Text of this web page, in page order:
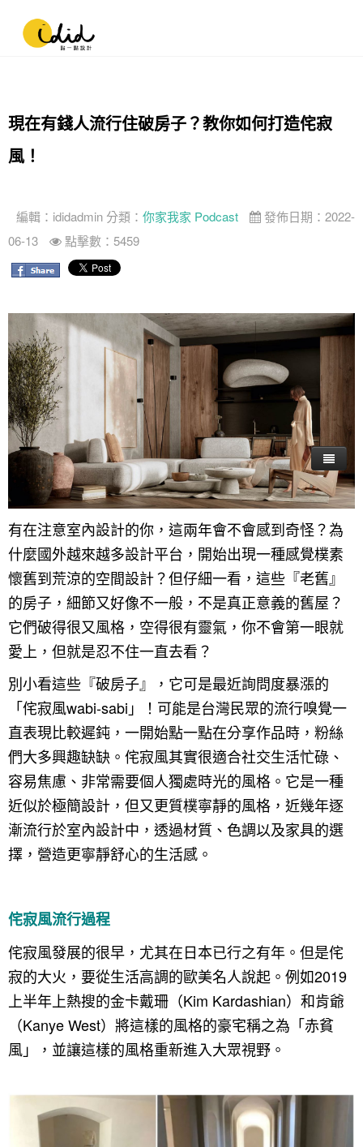
現在有錢人流行住破房子？教你如何打造侘寂
風！
編輯： ididadmin 分類： 你家我家 Podcast
發佈日期：2022-
06-13
點擊數：5459
有在注意室內設計的你，這兩年會不會感到奇怪？為
什麼國外越來越多設計平台，開始出現一種感覺樸素
懷舊到荒涼的空間設計？但仔細一看，這些『老舊』
的房子，細節又好像不一般，不是真正意義的舊屋？
它們破得很又風格，空得很有靈氣，你不會第一眼就
愛上，但就是忍不住一直去看？
別小看這些『破房子』，它可是最近詢問度暴漲的
「侘寂風wabi-sabi」！可能是台灣民眾的流行嗅覺一
直表現比較遲鈍，一開始點一點在分享作品時，粉絲
們大多興趣缺缺。侘寂風其實很適合社交生活忙碌、
容易焦慮、非常需要個人獨處時光的風格。它是一種
近似於極簡設計，但又更質樸寧靜的風格，近幾年逐
漸流行於室內設計中，透過材質、色調以及家具的選
擇，營造更寧靜舒心的生活感。
侘寂風流行過程
侘寂風發展的很早，尤其在日本已行之有年。但是侘
寂的大火，要從生活高調的歐美名人說起。例如2019
上半年上熱搜的金卡戴珊（Kim Kardashian）和肯爺
（Kanye West）將這樣的風格的豪宅稱之為「赤貧
風」，並讓這樣的風格重新進入大眾視野。